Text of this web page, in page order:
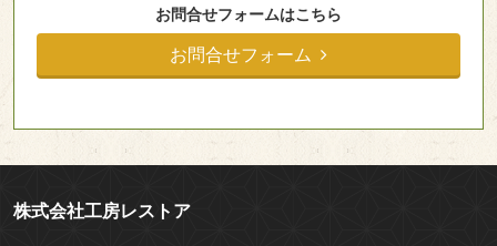
お問合せフォームはこちら
お問合せフォーム
株式会社工房レストア